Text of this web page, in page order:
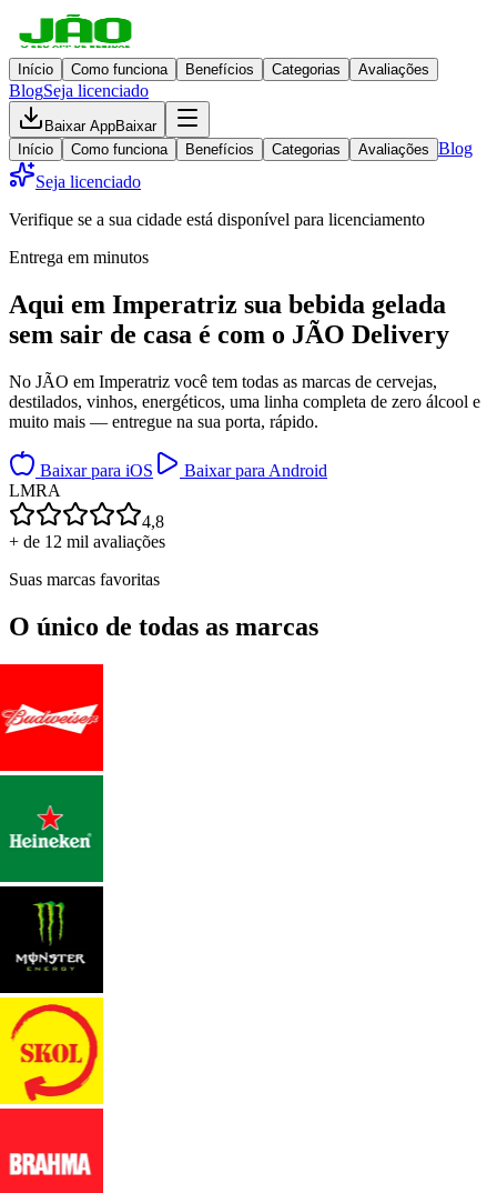
Início Como funciona Benefícios Categorias Avaliações
BlogSeja licenciado
Baixar AppBaixar
Início
Como funciona Benefícios Categorias Avaliações Blog
Seja licenciado
Verifique se a sua cidade está disponível para licenciamento
Entrega em minutos
Aqui em Imperatriz sua bebida gelada
sem sair de casa é com o JÃO Delivery
No JÃO em Imperatriz você tem todas as marcas de cervejas,
destilados, vinhos, energéticos, uma linha completa de zero álcool e
muito mais — entregue na sua porta, rápido.
Baixar para iOS
Baixar para Android
LMRA
4,8
+ de 12 mil avaliações
Suas marcas favoritas
O único de todas as marcas